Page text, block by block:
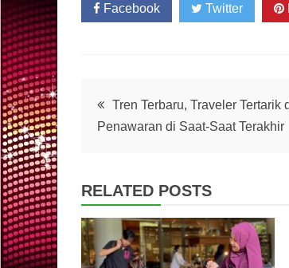
Facebook Twitter
Post
Tren Terbaru, Traveler Tertarik
Penawaran di Saat-Saat Terakhir
RELATED POSTS